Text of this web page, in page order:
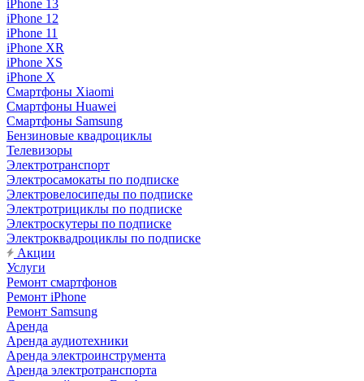
iPhone 13
iPhone 12
iPhone 11
iPhone XR
iPhone XS
iPhone X
Смартфоны Xiaomi
Смартфоны Huawei
Смартфоны Samsung
Бензиновые квадроциклы
Телевизоры
Электротранспорт
Электросамокаты по подписке
Электровелосипеды по подписке
Электротрициклы по подписке
Электроскутеры по подписке
Электроквадроциклы по подписке
Акции
Услуги
Ремонт смартфонов
Ремонт iPhone
Ремонт Samsung
Аренда
Аренда аудиотехники
Аренда электроинструмента
Аренда электротранспорта